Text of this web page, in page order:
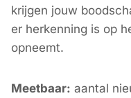
krijgen jouw
er herkenning is op
opneemt.
Meetbaar: aantal